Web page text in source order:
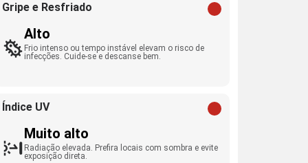
Gripe e Resfriado
Alto
Frio intenso ou tempo instável elevam o risco de
infecções. Cuide-se e descanse bem.
Índice UV
Muito alto
Radiação elevada. Prefira locais com sombra e evite
exposição direta.